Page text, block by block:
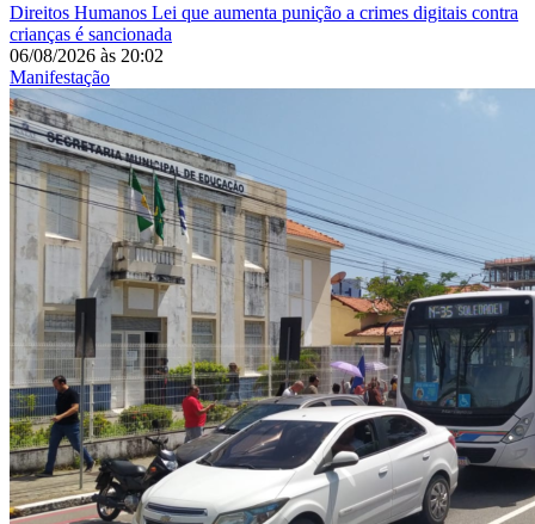
Direitos Humanos Lei que aumenta punição a crimes digitais contra
crianças é sancionada
06/08/2026 às 20:02
Manifestação